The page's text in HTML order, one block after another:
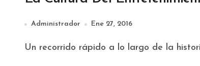
Administrador Ene 27, 2016
Un recorrido rápido a lo largo de la